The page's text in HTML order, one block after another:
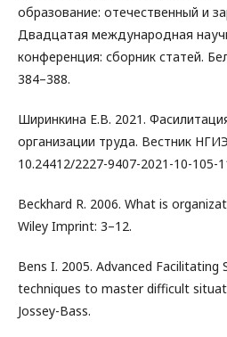
образование: отечественный и
Двадцатая международная
конференция: сборник статей.
384–388.
Ширинкина Е.В. 2021.
организации труда. Вестник
10.24412/2227-9407-2021-10-105-
Beckhard R. 2006. What is
Wiley Imprint: 3–12.
Bens I. 2005. Advanced
techniques to master difficult
Jossey-Bass.